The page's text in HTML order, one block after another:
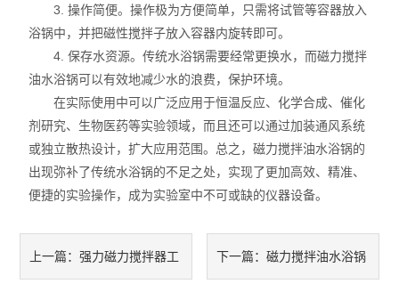
电加热板
超声波清洗器
紫外分析仪
微波化学反应器
不锈钢常压反应釜
3. 操作简便。操作极为方便简单，只需将试管等容器放入
浴锅中，并把磁性搅拌子放入容器内旋转即可。
4. 保存水资源。传统水浴锅需要经常更换水，而磁力搅拌
油水浴锅可以有效地减少水的浪费，保护环境。
在实际使用中可以广泛应用于恒温反应、化学合成、催化
剂研究、生物医药等实验领域，而且还可以通过加装通风系统
或独立散热设计，扩大应用范围。总之，磁力搅拌油水浴锅的
出现弥补了传统水浴锅的不足之处，实现了更加高效、精准、
便捷的实验操作，成为实验室中不可或缺的仪器设备。
上一篇：强力磁力搅拌器工 下一篇： 磁力搅拌油水浴锅